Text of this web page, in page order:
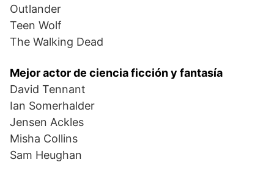
Outlander
Teen Wolf
The Walking Dead
Mejor actor de ciencia ficción y fantasía
David Tennant
Ian Somerhalder
Jensen Ackles
Misha Collins
Sam Heughan